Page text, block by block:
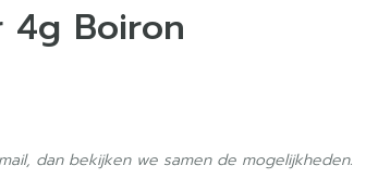
4g Boiron
dan bekijken we samen de mogelijkheden.